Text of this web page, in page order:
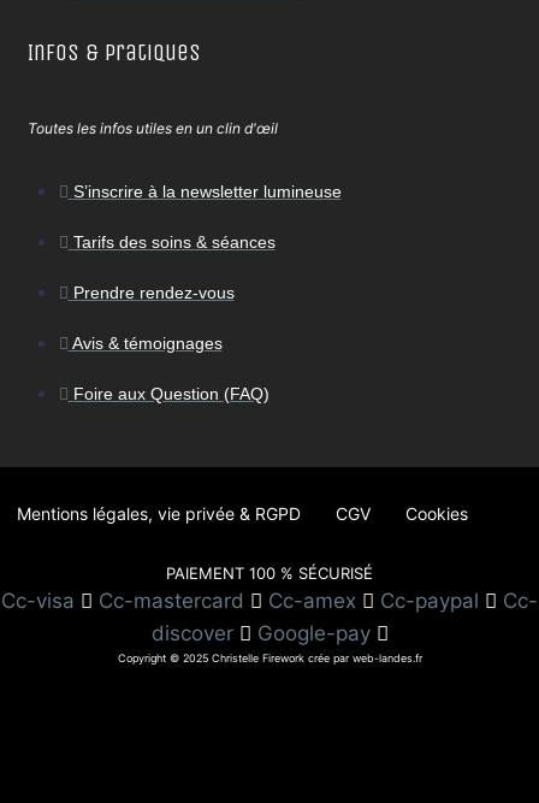
Infos & Pratiques
Toutes les infos utiles en un clin d'œil
S’inscrire à la newsletter lumineuse
Tarifs des soins & séances
Prendre rendez-vous
Avis & témoignages
Foire aux Question (FAQ)
Mentions légales, vie privée & RGPD CGV Cookies
PAIEMENT 100 % SÉCURISÉ
Cc-visa Cc-mastercard Cc-amex Cc-paypal
Cc-
discover
Google-pay
Copyright © 2025 Christelle Firework crée par web-landes.fr